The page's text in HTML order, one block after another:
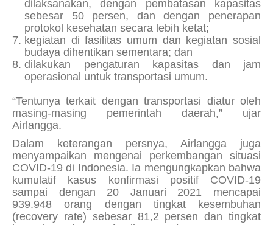
dilaksanakan, dengan pembatasan kapasitas
sebesar 50 persen, dan dengan penerapan
protokol kesehatan secara lebih ketat;
kegiatan di fasilitas umum dan kegiatan sosial
budaya dihentikan sementara; dan
dilakukan pengaturan kapasitas dan jam
operasional untuk transportasi umum.
“Tentunya terkait dengan transportasi diatur oleh
masing-masing pemerintah daerah,” ujar
Airlangga.
Dalam keterangan persnya, Airlangga juga
menyampaikan mengenai perkembangan situasi
COVID-19 di Indonesia. Ia mengungkapkan bahwa
kumulatif kasus konfirmasi positif COVID-19
sampai dengan 20 Januari 2021 mencapai
939.948 orang dengan tingkat kesembuhan
(recovery rate) sebesar 81,2 persen dan tingkat